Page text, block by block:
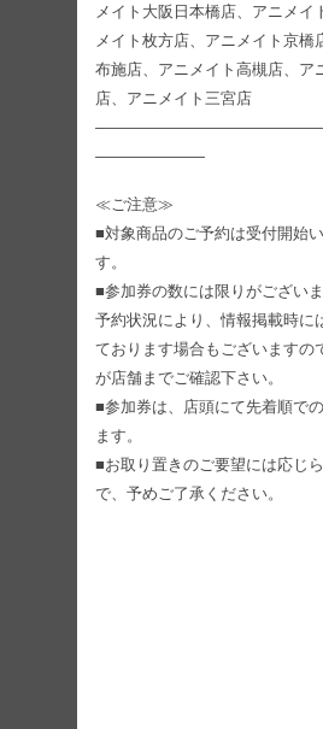
メイト大阪日本橋店、アニメイ
メイト枚方店、アニメイト京橋
布施店、アニメイト高槻店、ア
店、アニメイト三宮店
———————
≪ご注意≫
■対象商品のご予約は受付開始
す。
■参加券の数には限りがござい
予約状況により、情報掲載時に
ております場合もございますの
が店舗までご確認下さい。
■参加券は、店頭にて先着順で
ます。
■お取り置きのご要望には応じ
で、予めご了承ください。